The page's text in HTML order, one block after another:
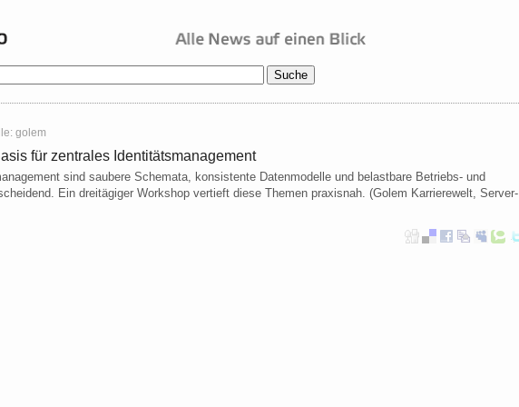
golem
für zentrales Identitätsmanagement
sind saubere Schemata, konsistente Datenmodelle und belastbare Betriebs- und
Ein dreitägiger Workshop vertieft diese Themen praxisnah. (Golem Karrierewelt, Server-